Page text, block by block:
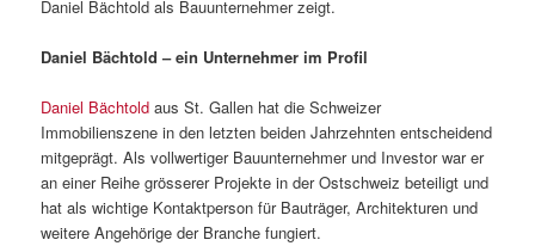
Daniel Bächtold als Bauunternehmer zeigt.
Daniel Bächtold – ein Unternehmer im Profil
Daniel Bächtold aus St. Gallen hat die Schweizer
Immobilienszene in den letzten beiden Jahrzehnten entscheidend
mitgeprägt. Als vollwertiger Bauunternehmer und Investor war er
an einer Reihe grösserer Projekte in der Ostschweiz beteiligt und
hat als wichtige Kontaktperson für Bauträger, Architekturen und
weitere Angehörige der Branche fungiert.